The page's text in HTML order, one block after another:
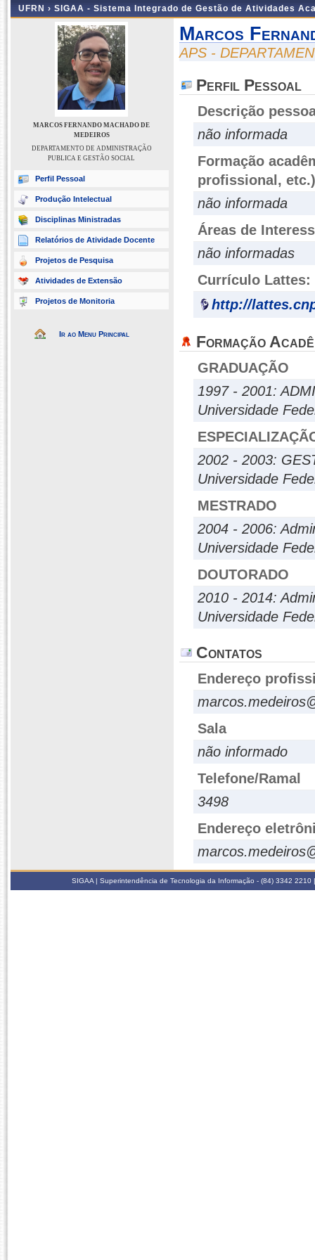
UFRN › SIGAA - Sistema Integrado de Gestão de Atividades
MARCOS FERNANDO MACHADO DE
MEDEIROS
DEPARTAMENTO DE ADMINISTRAÇÃO
PUBLICA E GESTÃO SOCIAL
Perfil Pessoal
Produção Intelectual
Disciplinas Ministradas
Relatórios de Atividade Docente
Projetos de Pesquisa
Atividades de Extensão
Projetos de Monitoria
Ir ao Menu Principal
Marcos
APS -
Perfil Pessoal
Descrição
não informada
Formação
profissional, etc.)
não informada
Áreas de
não informadas
Currículo Lattes:
http://
Formação
GRADUAÇÃO
1997 - 2001:
Universidade
2002 - 2003:
Universidade
MESTRADO
2004 - 2006:
Universidade
DOUTORADO
2010 - 2014:
Universidade
Contatos
Endereço
Sala
não informado
Telefone/Ramal
3498
Endereço
SIGAA | Superintendência de Tecnologia da Informação - (84) 3342